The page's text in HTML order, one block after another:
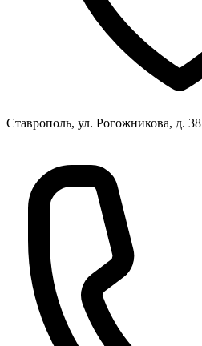
Ставрополь, ул. Рогожникова, д. 38